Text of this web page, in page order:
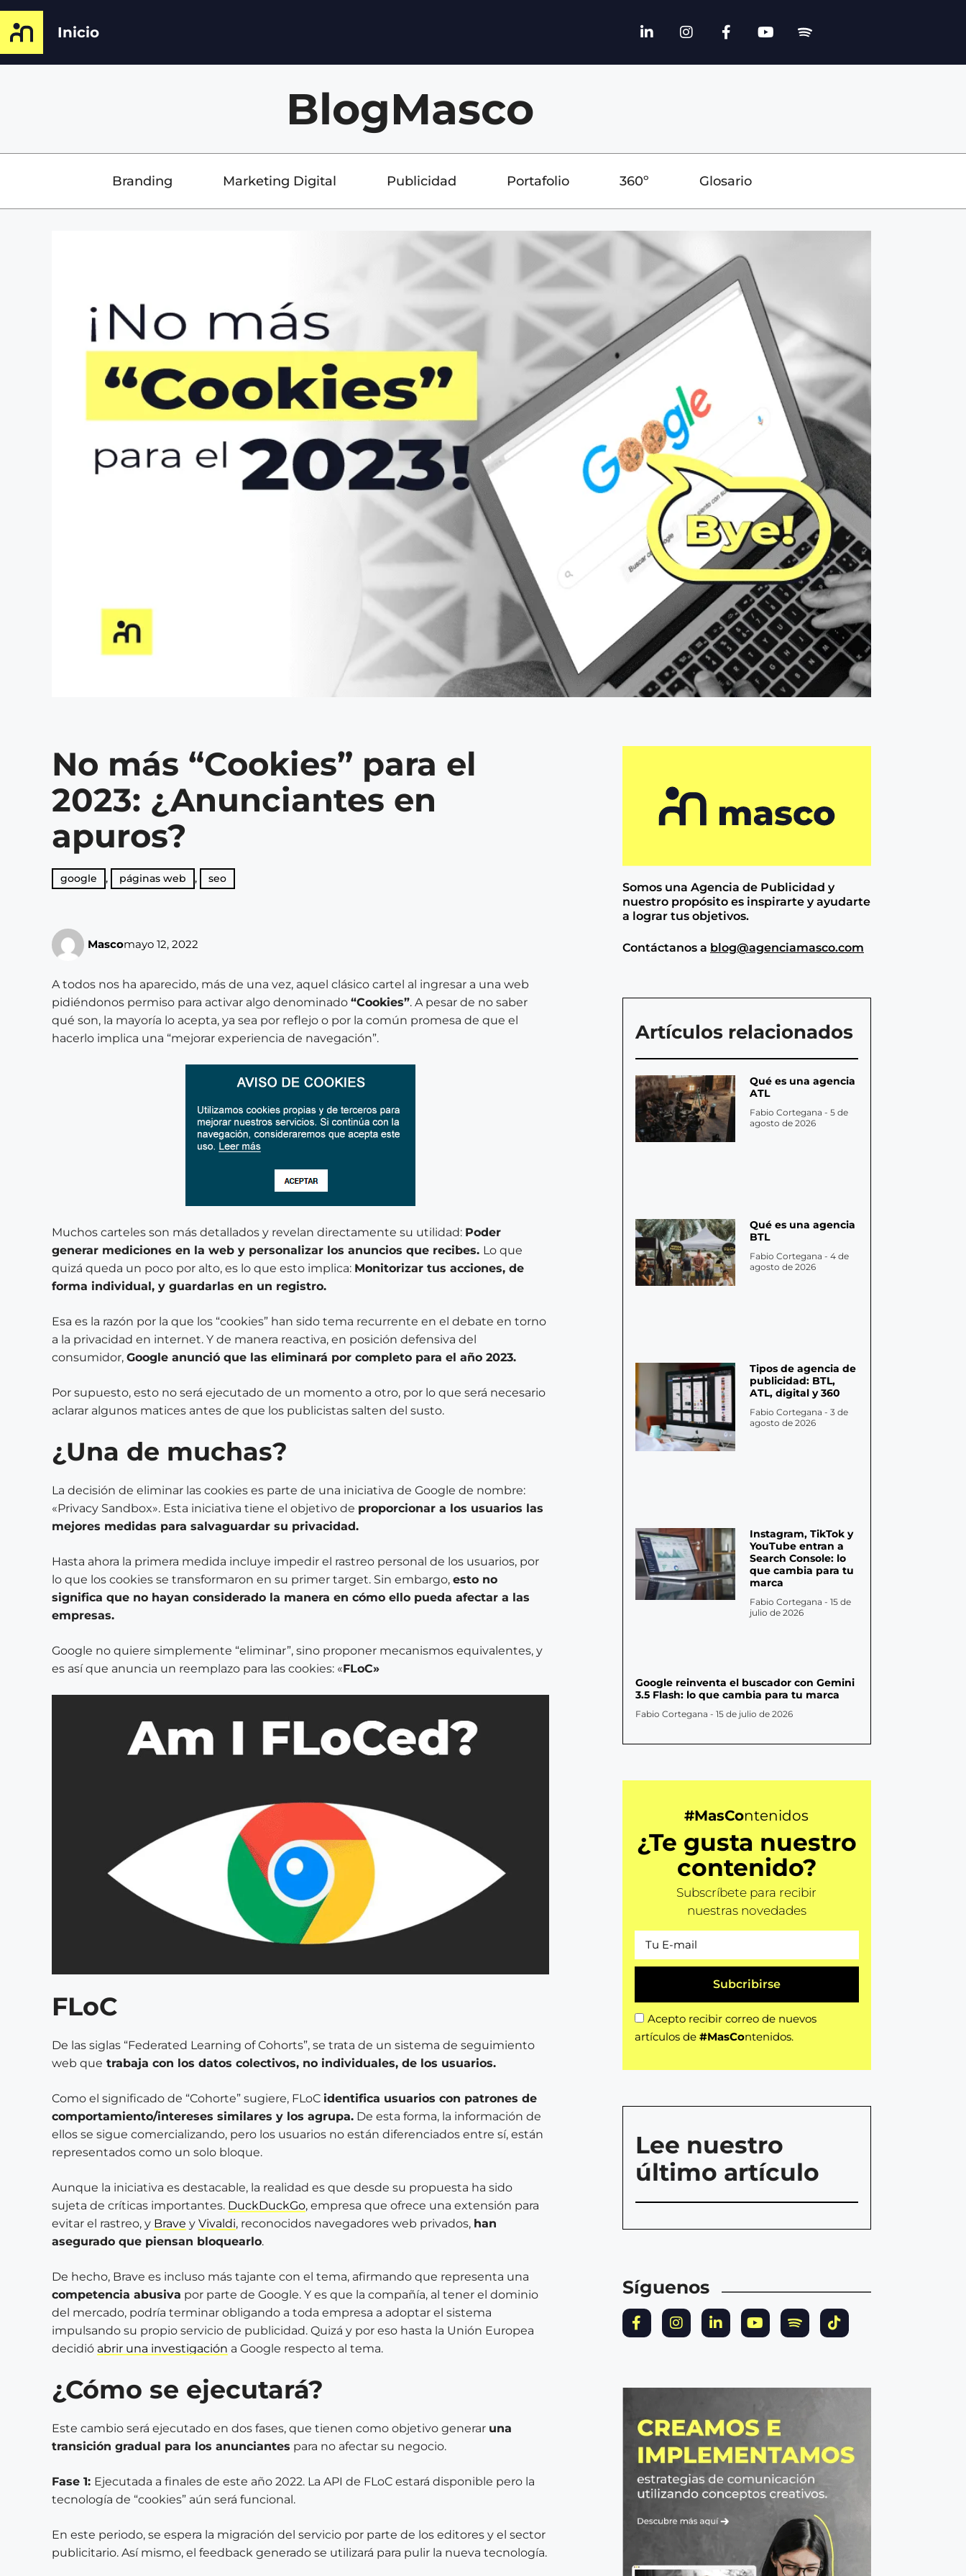
Inicio
BlogMasco
Branding Marketing Digital Publicidad Portafolio 360º Glosario
No más “Cookies” para el
2023: ¿Anunciantes en
apuros?
google , páginas web , seo
Mascomayo 12, 2022
A todos nos ha aparecido, más de una vez, aquel clásico cartel al ingresar a una web
pidiéndonos permiso para activar algo denominado “Cookies”. A pesar de no saber
qué son, la mayoría lo acepta, ya sea por reflejo o por la común promesa de que el
hacerlo implica una “mejorar experiencia de navegación”.
Muchos carteles son más detallados y revelan directamente su utilidad: Poder
generar mediciones en la web y personalizar los anuncios que recibes. Lo que
quizá queda un poco por alto, es lo que esto implica: Monitorizar tus acciones, de
forma individual, y guardarlas en un registro.
Esa es la razón por la que los “cookies” han sido tema recurrente en el debate en torno
a la privacidad en internet. Y de manera reactiva, en posición defensiva del
consumidor, Google anunció que las eliminará por completo para el año 2023.
Por supuesto, esto no será ejecutado de un momento a otro, por lo que será necesario
aclarar algunos matices antes de que los publicistas salten del susto.
¿Una de muchas?
La decisión de eliminar las cookies es parte de una iniciativa de Google de nombre:
«Privacy Sandbox». Esta iniciativa tiene el objetivo de proporcionar a los usuarios las
mejores medidas para salvaguardar su privacidad.
Hasta ahora la primera medida incluye impedir el rastreo personal de los usuarios, por
lo que los cookies se transformaron en su primer target. Sin embargo, esto no
significa que no hayan considerado la manera en cómo ello pueda afectar a las
empresas.
Google no quiere simplemente “eliminar”, sino proponer mecanismos equivalentes, y
es así que anuncia un reemplazo para las cookies: «FLoC»
FLoC
De las siglas “Federated Learning of Cohorts”, se trata de un sistema de seguimiento
web que trabaja con los datos colectivos, no individuales, de los usuarios.
Como el significado de “Cohorte” sugiere, FLoC identifica usuarios con patrones de
comportamiento/intereses similares y los agrupa. De esta forma, la información de
ellos se sigue comercializando, pero los usuarios no están diferenciados entre sí, están
representados como un solo bloque.
Aunque la iniciativa es destacable, la realidad es que desde su propuesta ha sido
sujeta de críticas importantes. DuckDuckGo, empresa que ofrece una extensión para
evitar el rastreo, y Brave y Vivaldi, reconocidos navegadores web privados, han
asegurado que piensan bloquearlo.
De hecho, Brave es incluso más tajante con el tema, afirmando que representa una
competencia abusiva por parte de Google. Y es que la compañía, al tener el dominio
del mercado, podría terminar obligando a toda empresa a adoptar el sistema
impulsando su propio servicio de publicidad. Quizá y por eso hasta la Unión Europea
decidió abrir una investigación a Google respecto al tema.
¿Cómo se ejecutará?
Este cambio será ejecutado en dos fases, que tienen como objetivo generar una
transición gradual para los anunciantes para no afectar su negocio.
Fase 1: Ejecutada a finales de este año 2022. La API de FLoC estará disponible pero la
tecnología de “cookies” aún será funcional.
En este periodo, se espera la migración del servicio por parte de los editores y el sector
publicitario. Así mismo, el feedback generado se utilizará para pulir la nueva tecnología.
Somos una Agencia de Publicidad y
nuestro propósito es inspirarte y ayudarte
a lograr tus objetivos.
Contáctanos a blog@agenciamasco.com
Artículos relacionados
Qué es una agencia
ATL
Fabio Cortegana 5 de
agosto de 2026
Qué es una agencia
BTL
Fabio Cortegana 4 de
agosto de 2026
Tipos de agencia de
publicidad: BTL,
ATL, digital y 360
Fabio Cortegana 3 de
agosto de 2026
Instagram, TikTok y
YouTube entran a
Search Console: lo
que cambia para tu
marca
Fabio Cortegana 15 de
julio de 2026
Google reinventa el buscador con Gemini
3.5 Flash: lo que cambia para tu marca
Fabio Cortegana 15 de julio de 2026
#MasContenidos
¿Te gusta nuestro
contenido?
Subscríbete para recibir
nuestras novedades
Acepto recibir correo de nuevos
artículos de #MasContenidos.
Subcribirse
Lee nuestro
último artículo
Síguenos